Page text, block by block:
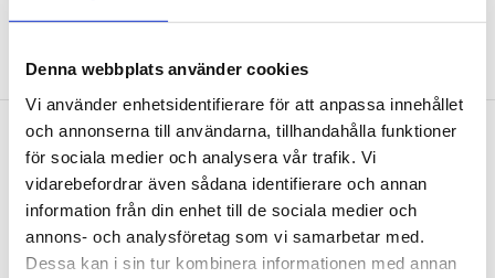
Denna webbplats använder cookies
Vi använder enhetsidentifierare för att anpassa innehållet
och annonserna till användarna, tillhandahålla funktioner
för sociala medier och analysera vår trafik. Vi
vidarebefordrar även sådana identifierare och annan
information från din enhet till de sociala medier och
annons- och analysföretag som vi samarbetar med.
Dessa kan i sin tur kombinera informationen med annan
Nyhetsbrev